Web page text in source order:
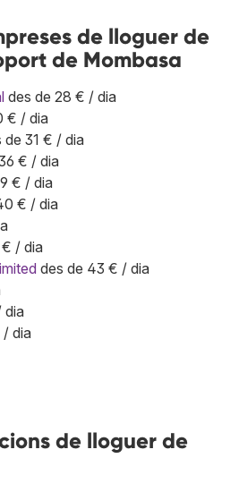
de lloguer de
de Mombasa
des de 28 € / dia
€ / dia
de 31 € / dia
€ / dia
€ / dia
€ / dia
/ dia
des de 43 € / dia
dia
dia
de lloguer de